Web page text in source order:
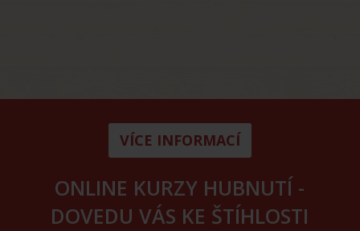
VÍCE INFORMACÍ
ONLINE KURZY HUBNUTÍ -
DOVEDU VÁS KE ŠTÍHLOSTI